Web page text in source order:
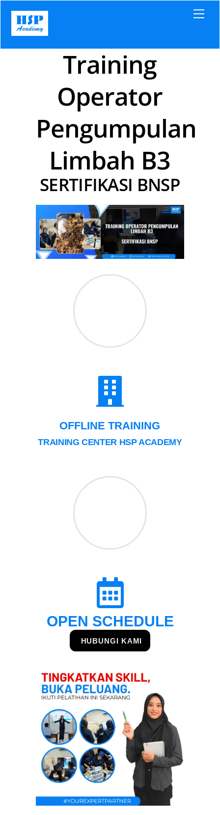
content
Training
Operator
Pengumpulan
Limbah B3
SERTIFIKASI BNSP
OFFLINE TRAINING
TRAINING CENTER HSP ACADEMY
OPEN SCHEDULE
HUBUNGI KAMI